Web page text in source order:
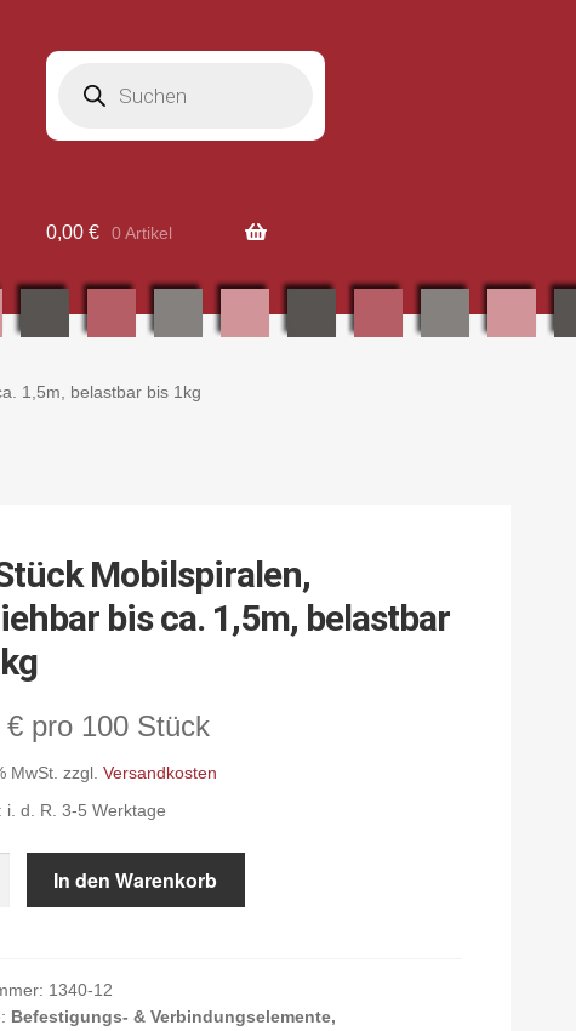
search
0,00€ 0 Artikel
1,5m, belastbar bis 1kg
Mobilspiralen,
bis ca. 1,5m, belastbar
€
MwSt. zzgl. Versandkosten
i. d. R. 3-5 Werktage
In den Warenkorb
1340-12
Befestigungs- & Verbindungselemente,